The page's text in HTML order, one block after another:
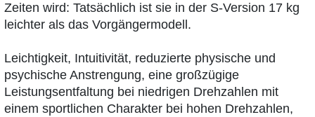
Zeiten wird: Tatsächlich ist sie in der S-Version 17 kg
leichter als das Vorgängermodell.
Leichtigkeit, Intuitivität, reduzierte physische und
psychische Anstrengung, eine großzügige
Leistungsentfaltung bei niedrigen Drehzahlen mit
einem sportlichen Charakter bei hohen Drehzahlen,